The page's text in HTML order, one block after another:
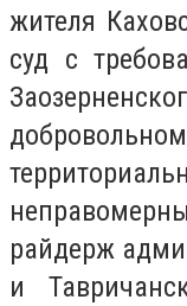
жителя
суд с
райдерж
и